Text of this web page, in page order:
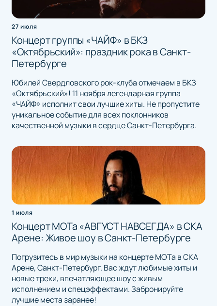
27 июля
Концерт группы «ЧАЙФ» в БКЗ
«Октябрьский»: праздник рока в Санкт-
Петербурге
Юбилей Свердловского рок-клуба отмечаем в БКЗ
«Октябрьский»! 11 ноября легендарная группа
«ЧАЙФ» исполнит свои лучшие хиты. Не пропустите
уникальное событие для всех поклонников
качественной музыки в сердце Санкт-Петербурга.
1 июля
Концерт МОТа «АВГУСТ НАВСЕГДА» в СКА
Арене: Живое шоу в Санкт-Петербурге
Погрузитесь в мир музыки на концерте МОТа в СКА
Арене, Санкт-Петербург. Вас ждут любимые хиты и
новые треки, впечатляющее шоу с живым
исполнением и спецэффектами. Забронируйте
лучшие места заранее!